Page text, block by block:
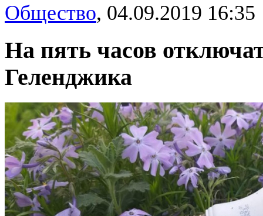
Общество, 04.09.2019 16:35
На пять часов
Геленджика